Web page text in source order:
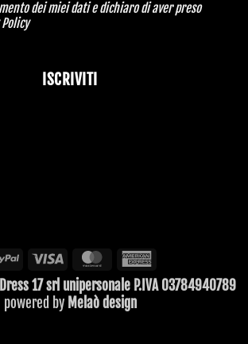
dei miei dati e dichiaro di aver preso
ISCRIVITI
PayPal Visa MasterCard
Express
Dress 17 srl unipersonale P.IVA 03784940789
powered by Melaò design